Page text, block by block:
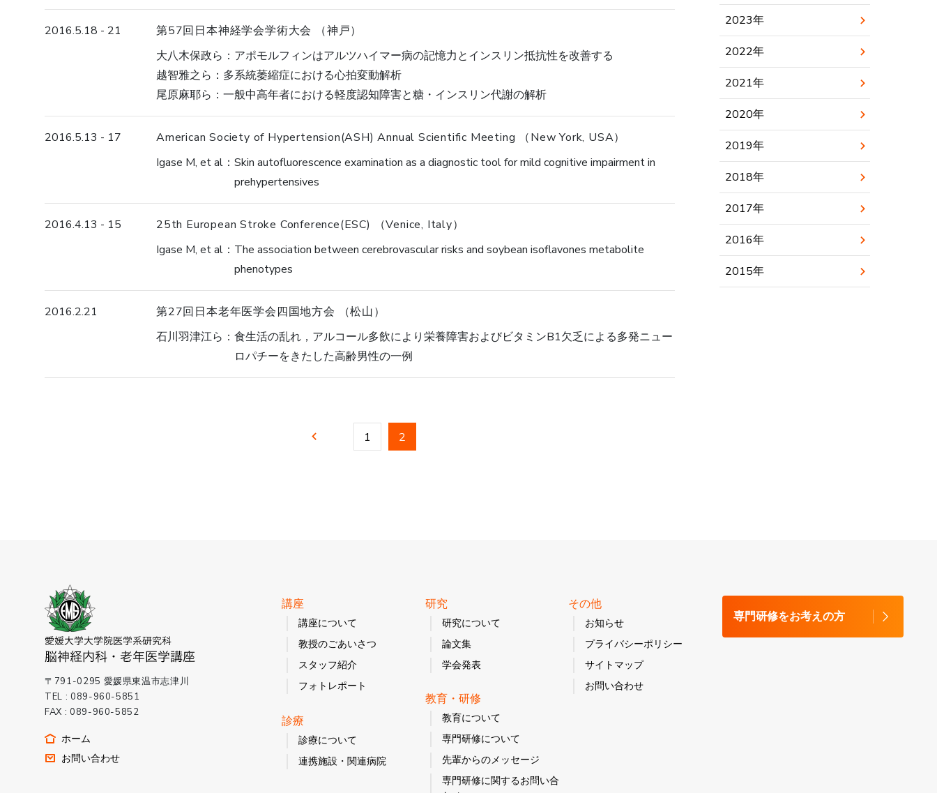
2016.5.18 - 21
第57回日本神経学会学術大会 （神戸）
大八木保政ら
アポモルフィンはアルツハイマー病の記憶力とインスリン抵抗性を改善する
越智雅之ら
多系統萎縮症における心拍変動解析
尾原麻耶ら
一般中高年者における軽度認知障害と糖・インスリン代謝の解析
2016.5.13 - 17
American Society of Hypertension(ASH) Annual Scientific Meeting （New York, USA）
Igase M, et al
Skin autofluorescence examination as a diagnostic tool for mild cognitive impairment in
prehypertensives
2016.4.13 - 15
25th European Stroke Conference(ESC) （Venice, Italy）
Igase M, et al
The association between cerebrovascular risks and soybean isoflavones metabolite
phenotypes
2016.2.21
第27回日本老年医学会四国地方会 （松山）
石川羽津江ら
食生活の乱れ，アルコール多飲により栄養障害およびビタミンB1欠乏による多発ニュー
ロパチーをきたした高齢男性の一例
1 2
2023年
2022年
2021年
2020年
2019年
2018年
2017年
2016年
2015年
〒791-0295 愛媛県東温市志津川
TEL : 089-960-5851
FAX : 089-960-5852
ホーム
お問い合わせ
講座
講座について
教授のごあいさつ
スタッフ紹介
フォトレポート
診療
診療について
連携施設・関連病院
研究
研究について
論文集
学会発表
教育・研修
教育について
専門研修について
先輩からのメッセージ
専門研修に関するお問い合
その他
お知らせ
プライバシーポリシー
サイトマップ
お問い合わせ
専門研修をお考えの方